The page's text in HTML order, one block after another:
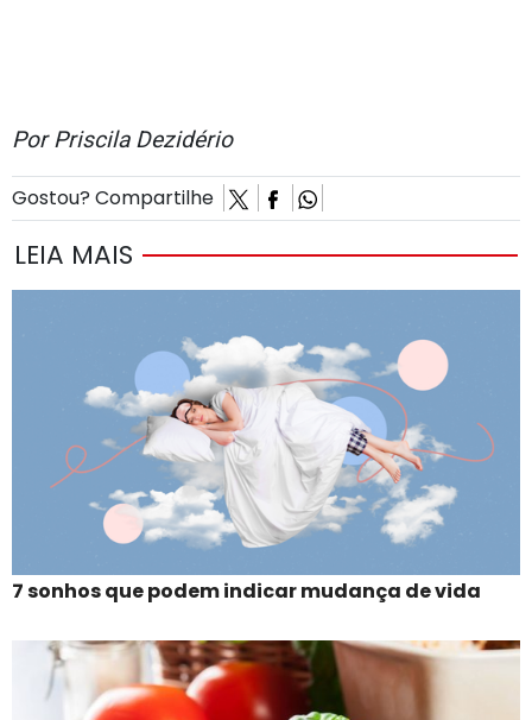
Por Priscila Dezidério
Gostou? Compartilhe
LEIA MAIS
7 sonhos que podem indicar mudança de vida